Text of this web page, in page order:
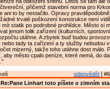
přičemž stavební norma pro
ani to by nestačilo. Opravy
trvalé poškození konstrukce není
mít statik po podrobné prohlídce. Město si
jenom tolik zařízení (kulturních,
utáhne. A zbytek buď budou
nebo tady ta zařízení a ty služby nebudou
mizerný, takže toho utáhne dost málo.
aby město cpalo peníze, které nemá, do
odpovědět |
Re:Pane Linhart toto píšete o zimním